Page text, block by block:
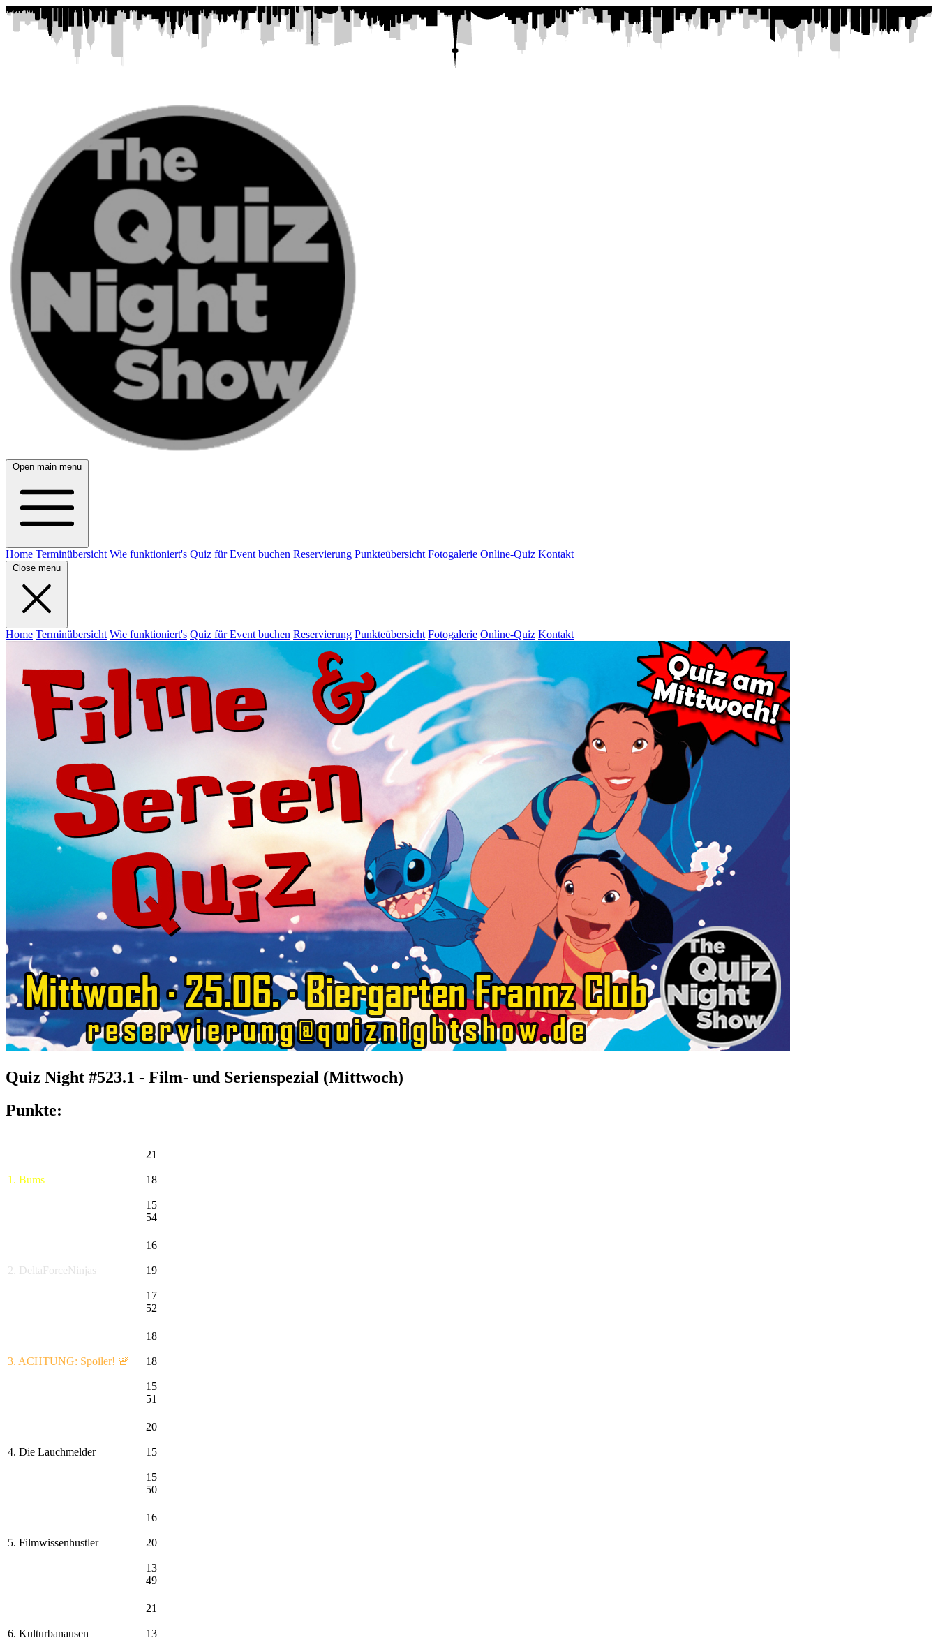
Open main menu
Home Terminübersicht Wie funktioniert's Quiz für Event buchen Reservierung Punkteübersicht Fotogalerie Online-Quiz Kontakt
Close menu
Home Terminübersicht Wie funktioniert's Quiz für Event buchen Reservierung Punkteübersicht Fotogalerie Online-Quiz Kontakt
Quiz Night #523.1 - Film- und Serienspezial (Mittwoch)
Punkte:
1. Bums
21
18
15
54
2. DeltaForceNinjas
16
19
17
52
3. ACHTUNG: Spoiler! 🚨
18
18
15
51
4. Die Lauchmelder
20
15
15
50
5. Filmwissenhustler
16
20
13
49
6. Kulturbanausen
21
13